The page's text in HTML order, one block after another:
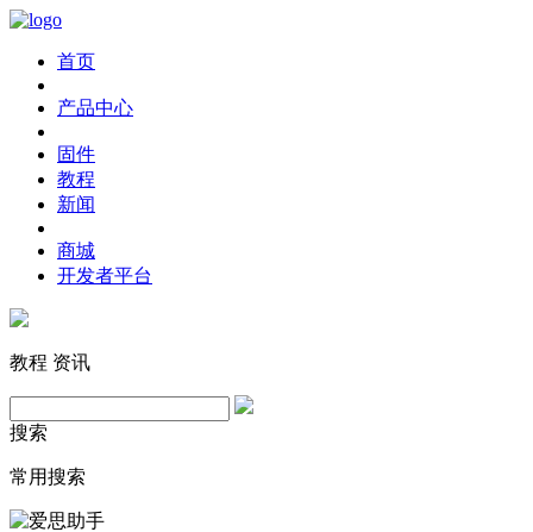
首页
产品中心
固件
教程
新闻
商城
开发者平台
教程 资讯
搜索
常用搜索